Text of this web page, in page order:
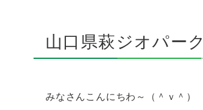
山口県萩ジオパー
みなさんこんにちわ～（＾ｖ＾